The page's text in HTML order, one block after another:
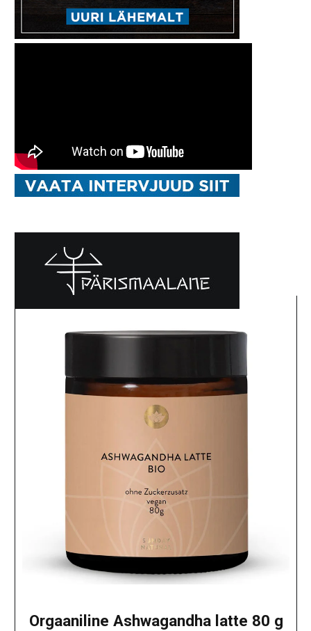
Orgaaniline Ashwagandha latte 80 g